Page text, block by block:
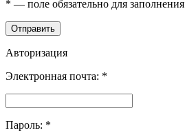
* — поле обязательно для заполнения
Отправить
Авторизация
Электронная почта: *
Пароль: *